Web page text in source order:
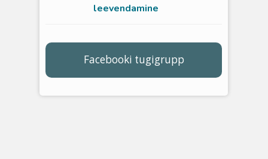
leevendamine
Facebooki tugigrupp